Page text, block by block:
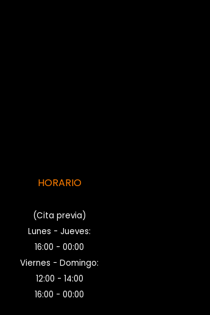
HORARIO
(Cita previa)
Lunes - Jueves:
16:00 - 00:00
Viernes - Domingo:
12:00 - 14:00
16:00 - 00:00